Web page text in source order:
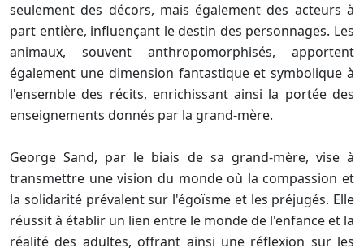
seulement des décors, mais également des acteurs à
part entière, influençant le destin des personnages. Les
animaux, souvent anthropomorphisés, apportent
également une dimension fantastique et symbolique à
l'ensemble des récits, enrichissant ainsi la portée des
enseignements donnés par la grand-mère.
George Sand, par le biais de sa grand-mère, vise à
transmettre une vision du monde où la compassion et
la solidarité prévalent sur l'égoïsme et les préjugés. Elle
réussit à établir un lien entre le monde de l'enfance et la
réalité des adultes, offrant ainsi une réflexion sur les